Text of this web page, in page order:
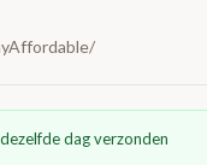
dag verzonden